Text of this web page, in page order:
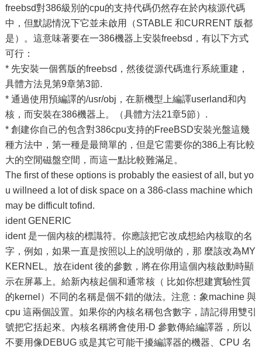
freebsd對386級別的cpu的支持代碼仍然存在於內核源代碼
中，但默認情況下它並未啟用（STABLE 和CURRENT 版都
是）。這意味著要在一386機器上安裝freebsd，有以下方式
可行：
* 先安裝一個舊版的freebsd，然後從源代碼進行系統重建，
具體方法見第9章第3節.
* 通過使用預編譯的/usr/obj，在新機型上編譯userland和內
核，而安裝在386機器上。（具體方法21章5節）.
* 創建你自己的包含對386cpu支持的FreeBSD安裝光盤這幾
種方法中，第一種是最簡單的，但是它需要你的386上有比較
大的空閒磁盤空間，而這一點比較難滿足。
The first of these options is probably the easiest of all, but yo
u willneed a lot of disk space on a 386-class machine which
may be difficult tofind.
ident GENERIC
ident 是一個內核的標識符。你應該把它改成想給內核取的名
字，例如，如果一直是按照以上的說明做的，那 麼該改為MY
KERNEL。放在ident 後的參數，將在你用這個內核啟動時顯
示在屏幕上。給新內核起個和通常核（ 比如你想建實驗性質
的kernel）不同的名稱是個不錯的做法。注意：象machine 與
cpu 這兩個設置。如果你的內核名稱包含數字，請記得用雙引
號把它括起來。內核名稱將會使用-D 參數傳給編譯器，所以
不要用像DEBUG 或是其它可能干擾編譯器的機器、CPU 名